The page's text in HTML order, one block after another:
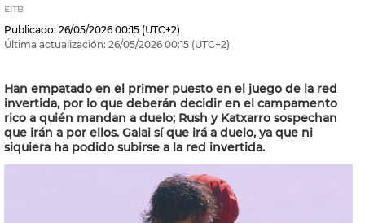
EITB
Publicado: 26/05/2026 00:15 (UTC+2)
Última actualización: 26/05/2026 00:15 (UTC+2)
Han empatado en el primer puesto en el juego de la red
invertida, por lo que deberán decidir en el campamento
rico a quién mandan a duelo; Rush y Katxarro sospechan
que irán a por ellos. Galai sí que irá a duelo, ya que ni
siquiera ha podido subirse a la red invertida.